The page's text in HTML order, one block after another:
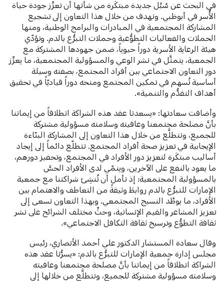
في البحث عن سُبُل جديدة مبتكَرة من شأنها أن تعزِّز جودة حياة
الأُسر في أبوظبي. ونهدف من خلال هذا التعاون إلى تشجيع
المشاركة المجتمعية في المبادرات والبرامج الوطنية، ومنها
الحملات والفعاليات التطوُّعية وحملات التبرُّع بالدم. وتؤدّي
هيئة الرعاية الأسرية دوراً حيوياً، ضمن جهودها المشتركة مع
الجمعية، يتمثَّل في نشر الوعي والمسؤولية المجتمعية، ما يعزِّز
دور التعاون الاجتماعي بين أفراد المجتمع، بصفته وسيلة
أساسية تُسهم في تمكين المجتمع ومنحه دوراً قياديّاً في تحقيق
أهداف التقدُّم والتنمية».
وأضافت سعادتها: «يسعدنا عقد هذه الشراكة انطلاقاً من إيماننا
بأنَّ مصلحة مجتمعنا وعافيته وسلامته مسؤولية مشتركة
للجميع، ونتطلَّع من خلال هذا التعاون إلى المشاركة البنّاءة
الإيجابية في تعزيز صحة أفراد المجتمع. نتطلّع دائماً إلى إيجاد
أساليب مبتكَرة لتعزيز دور الأفراد في المجتمع، وتحفيز دورهم،
ما يعود بالنفع على الآخرين، وينمّي لدى الأفراد الحسَّ
بالمسؤولية المجتمعية؛ إذ نأمل أن تُنشِئ شراكتنا مع جمعية
الإمارات للتبرُّع بالدم روابطَ وثيقةً من التعاطف والاهتمام بين
الأفراد، ما يوطِّد النسيج المجتمعي. وبهذا التعاون نسعى إلى
تعزيز المشاعر والقيم الإنسانية، وحثِّ مختلف الشرائح على نشر
ثقافة التطوُّع وترسيخ ثقافة التكافل الاجتماعي».
وقال سعادة المستشار الدكتور علي أحمد الأنصاري، رئيس
مجلس إدارة جمعية الإمارات للتبرُّع بالدم: «يسرُّنا عقد هذه
الشراكة انطلاقاً من إيماننا بأنَّ مصلحة مجتمعنا وعافيته
وسلامته مسؤولية مشتركة للجميع، ونتطلَّع من خلالها إلى